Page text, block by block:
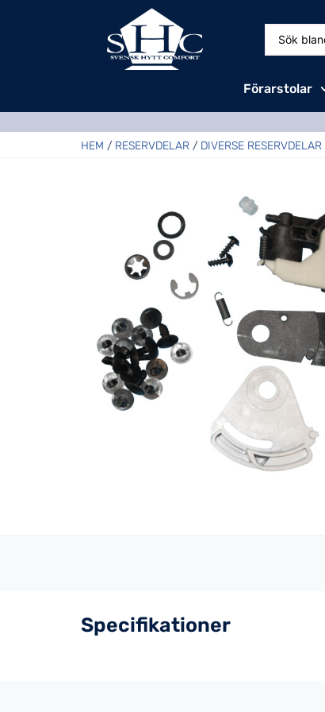
Förarstolar
HEM / RESERVDELAR / DIVERSE RESERVDELAR
Specifikationer